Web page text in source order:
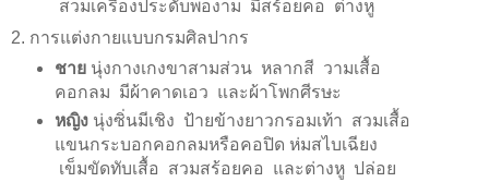
สวมเครื่องประดับพองาม มีสร้อยคอ ต่างหู
2. การแต่งกายแบบกรมศิลปากร
ชายนุ่งกางเกงขาสามส่วน หลากสี วามเสื้อ
คอกลม มีผ้าคาดเอว และผ้าโพกศีรษะ
หญิงนุ่งซิ่นมีเชิง ป้ายข้างยาวกรอมเท้า สวมเสื้อ
แขนกระบอกคอกลมหรือคอปิด ห่มสไบเฉียง
เข็มขัดทับเสื้อ สวมสร้อยคอ และต่างหู ปล่อย